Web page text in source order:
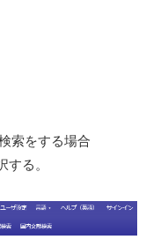
索をする場合
する。